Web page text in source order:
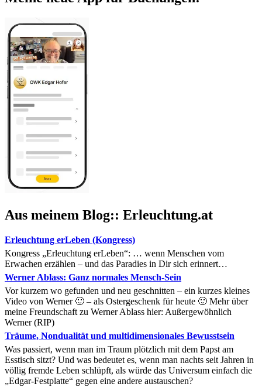
Aus meinem Blog:: Erleuchtung.at
Erleuchtung erLeben (Kongress)
Kongress „Erleuchtung erLeben“: … wenn Menschen vom
Erwachen erzählen – und das Paradies in Dir sich erinnert…
Werner Ablass: Ganz normales Mensch-Sein
Vor kurzem wo gefunden und neu geschnitten – ein kurzes kleines
Video von Werner 🙂 – als Ostergeschenk für heute 🙂 Mehr über
meine Freundschaft zu Werner Ablass hier: Außergewöhnlich
Werner (RIP)
Träume, Nondualität und multidimensionales Bewusstsein
Was passiert, wenn man im Traum plötzlich mit dem Papst am
Esstisch sitzt? Und was bedeutet es, wenn man nachts seit Jahren in
völlig fremde Leben schlüpft, als würde das Universum einfach die
„Edgar-Festplatte“ gegen eine andere austauschen?